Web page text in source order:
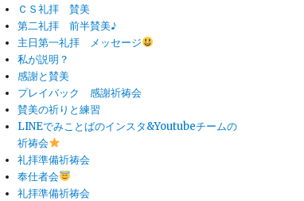
ＣＳ礼拝 賛美
第二礼拝 前半賛美♪
主日第一礼拝 メッセージ
私が説明？
感謝と賛美
プレイバック 感謝祈祷会
賛美の祈りと練習
LINEでみことばのインスタ&Youtubeチームの
祈祷会
礼拝準備祈祷会
奉仕者会
礼拝準備祈祷会